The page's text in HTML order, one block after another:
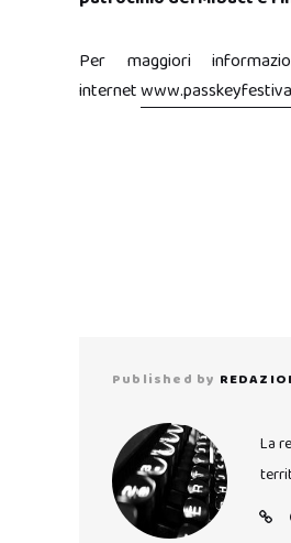
Per maggiori
internet
Published by
La